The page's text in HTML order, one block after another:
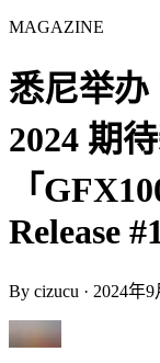
MAGAZINE
悉尼举办
2024 期
「
Release
By cizucu · 2024年9